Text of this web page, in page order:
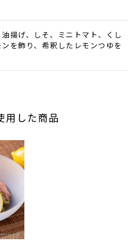
揚げ、しそ、ミニトマト、くし
を飾り、希釈したレモンつゆを
用した商品